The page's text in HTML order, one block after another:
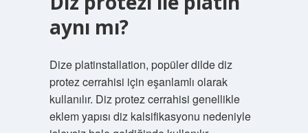
aynı mı?
Dize platinstallation, popüler dilde diz
protez cerrahisi için eşanlamlı olarak
kullanılır. Diz protez cerrahisi genellikle
eklem yapısı diz kalsifikasyonu nedeniyle